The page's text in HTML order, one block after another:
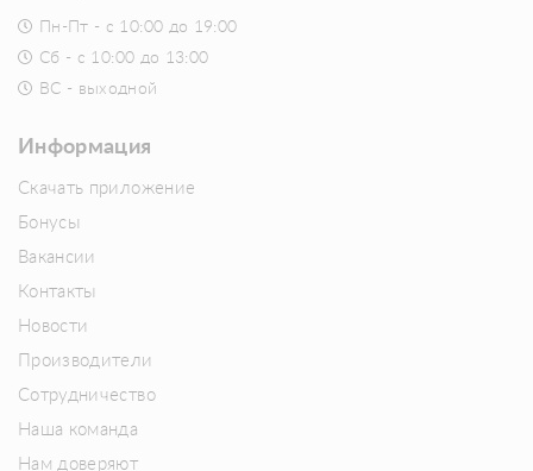
Пн-Пт - с 10:00 до 19:00
Сб - с 10:00 до 13:00
ВС - выходной
Информация
Скачать приложение
Бонусы
Вакансии
Контакты
Новости
Производители
Сотрудничество
Наша команда
Нам доверяют